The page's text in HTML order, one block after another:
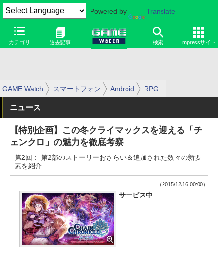
Powered by Translate
カテゴリ 過去記事 検索 Impressサイト
GAME Watch スマートフォン Android RPG
ニュース
【特別企画】この冬クライマックスを迎える「チ
ェンクロ」の魅力を徹底考察
第2回： 第2部のストーリーおさらい＆追加された数々の新要
素を紹介
（2015/12/16 00:00）
サービス中